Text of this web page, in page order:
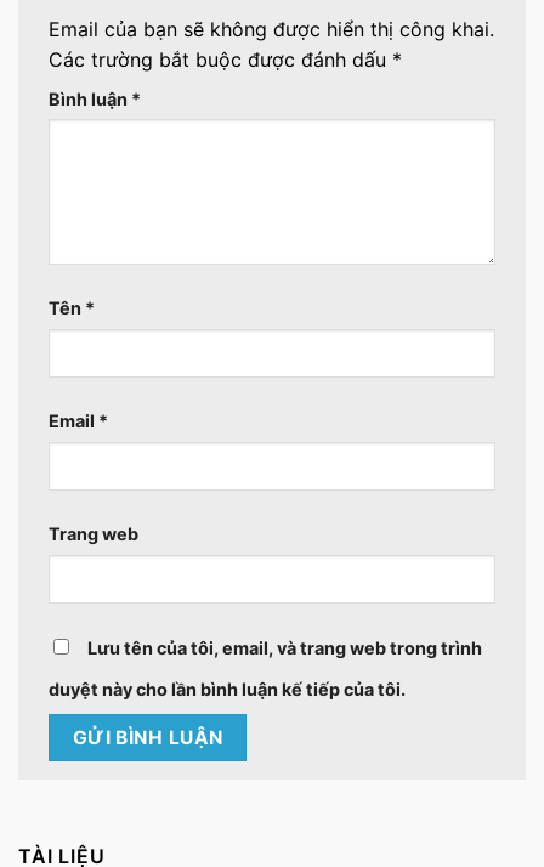
TÀI LIỆU
Email của bạn sẽ không được hiển thị công khai.
Các trường bắt buộc được đánh dấu *
Bình luận *
Tên *
Email *
Trang web
Lưu tên của tôi, email, và trang web trong trình
duyệt này cho lần bình luận kế tiếp của tôi.